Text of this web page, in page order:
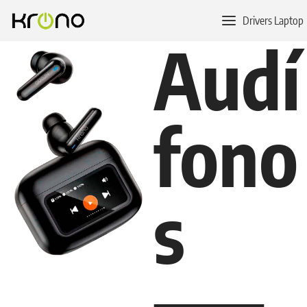
Drivers Laptop
Audí
fono
s